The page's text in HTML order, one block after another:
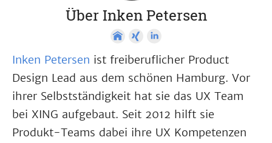
Über Inken Petersen
Inken Petersen ist freiberuflicher Product
Design Lead aus dem schönen Hamburg. Vor
ihrer Selbstständigkeit hat sie das UX Team
bei XING aufgebaut. Seit 2012 hilft sie
Produkt-Teams dabei ihre UX Kompetenzen